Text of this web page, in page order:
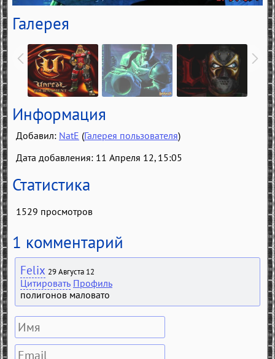
Галерея
Информация
Добавил: NatE (Галерея пользователя)
Дата добавления: 11 Апреля 12, 15:05
Статистика
1529 просмотров
1 комментарий
Felix 29 Августа 12
Цитировать Профиль
полигонов маловато